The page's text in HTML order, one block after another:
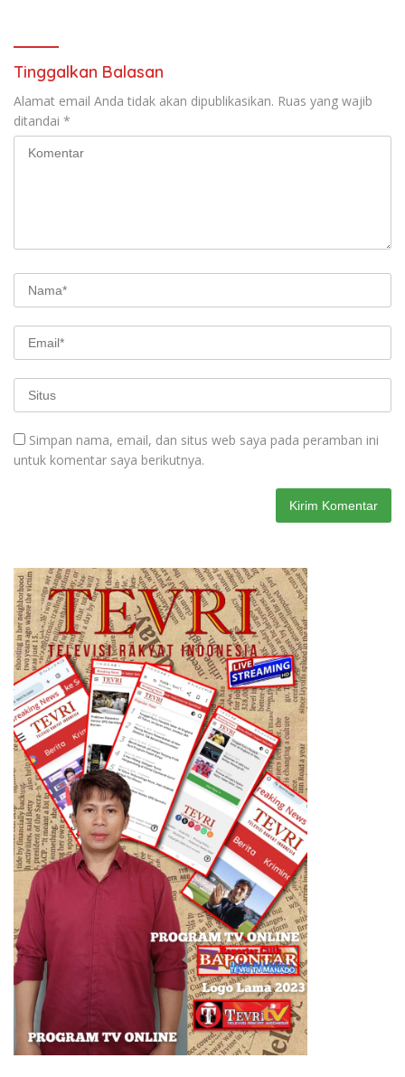
Tinggalkan Balasan
Alamat email Anda tidak akan dipublikasikan. Ruas yang wajib
ditandai *
Simpan nama, email, dan situs web saya pada peramban ini
untuk komentar saya berikutnya.